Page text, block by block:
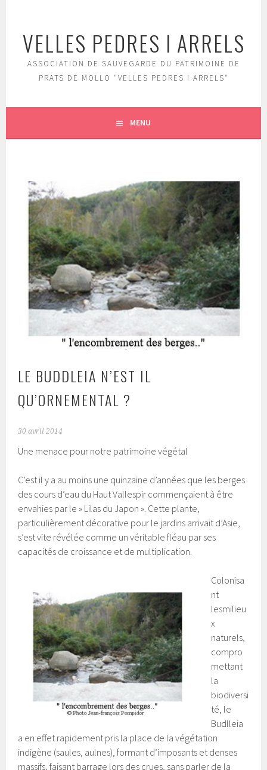
contenu
principal
VELLES PEDRES I ARRELS
ASSOCIATION DE SAUVEGARDE DU PATRIMOINE DE
PRATS DE MOLLO "VELLES PEDRES I ARRELS"
MENU
LE BUDDLEIA N’EST IL
QU’ORNEMENTAL ?
30 avril 2014
Une menace pour notre patrimoine végétal
C’est il y a au moins une quinzaine d’années que les berges
des cours d’eau du Haut Vallespir commençaient à être
envahies par le » Lilas du Japon ». Cette plante,
particulièrement décorative pour le jardins arrivait d’Asie,
s’est vite révélée comme un véritable fléau par ses
capacités de croissance et de multiplication.
Colonisa
nt
lesmilieu
x
naturels,
compro
mettant
la
biodiversi
té, le
Budlleia
a en effet rapidement pris la place de la végétation
indigène (saules, aulnes), formant d’imposants et denses
massifs, faisant barrage lors des crues, sans parler de la